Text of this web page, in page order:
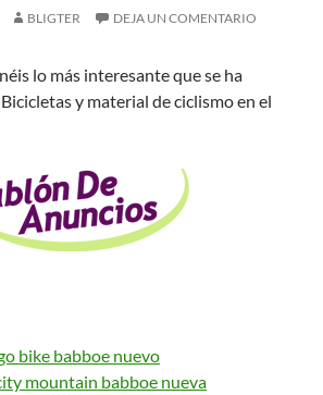
BLIGTER DEJA UN COMENTARIO
lo más interesante que se ha
y material de ciclismo en el
bike babboe nuevo
mountain babboe nueva